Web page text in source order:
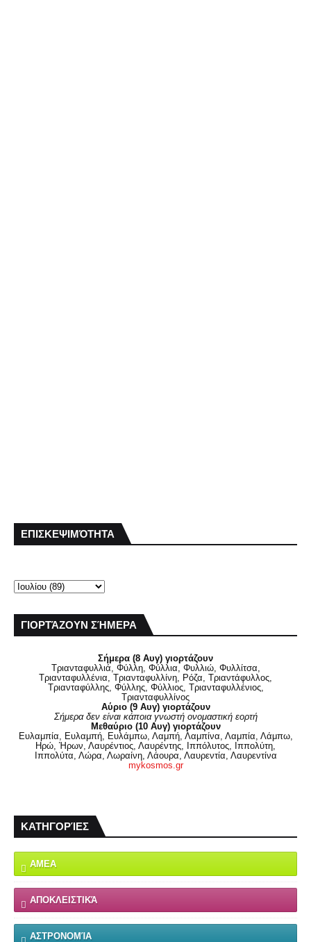
ΕΠΙΣΚΕΨΙΜΌΤΗΤΑ
ΓΙΟΡΤΆΖΟΥΝ ΣΉΜΕΡΑ
Σήμερα (8 Αυγ) γιορτάζουν
Τριανταφυλλιά, Φύλλη, Φύλλια, Φυλλιώ, Φυλλίτσα,
Τριανταφυλλένια, Τριανταφυλλίνη, Ρόζα, Τριαντάφυλλος,
Τριανταφύλλης, Φύλλης, Φύλλιος, Τριανταφυλλένιος,
Τριανταφυλλίνος
Αύριο (9 Αυγ) γιορτάζουν
Σήμερα δεν είναι κάποια γνωστή ονομαστική εορτή
Μεθαύριο (10 Αυγ) γιορτάζουν
Ευλαμπία, Ευλαμπή, Ευλάμπω, Λαμπή, Λαμπίνα, Λαμπία, Λάμπω,
Ηρώ, Ήρων, Λαυρέντιος, Λαυρέντης, Ιππόλυτος, Ιππολύτη,
Ιππολύτα, Λώρα, Λωραίνη, Λάουρα, Λαυρεντία, Λαυρεντίνα
mykosmos.gr
ΚΑΤΗΓΟΡΊΕΣ
ΑΜΕΑ
ΑΠΟΚΛΕΙΣΤΙΚΆ
ΑΣΤΡΟΝΟΜΊΑ